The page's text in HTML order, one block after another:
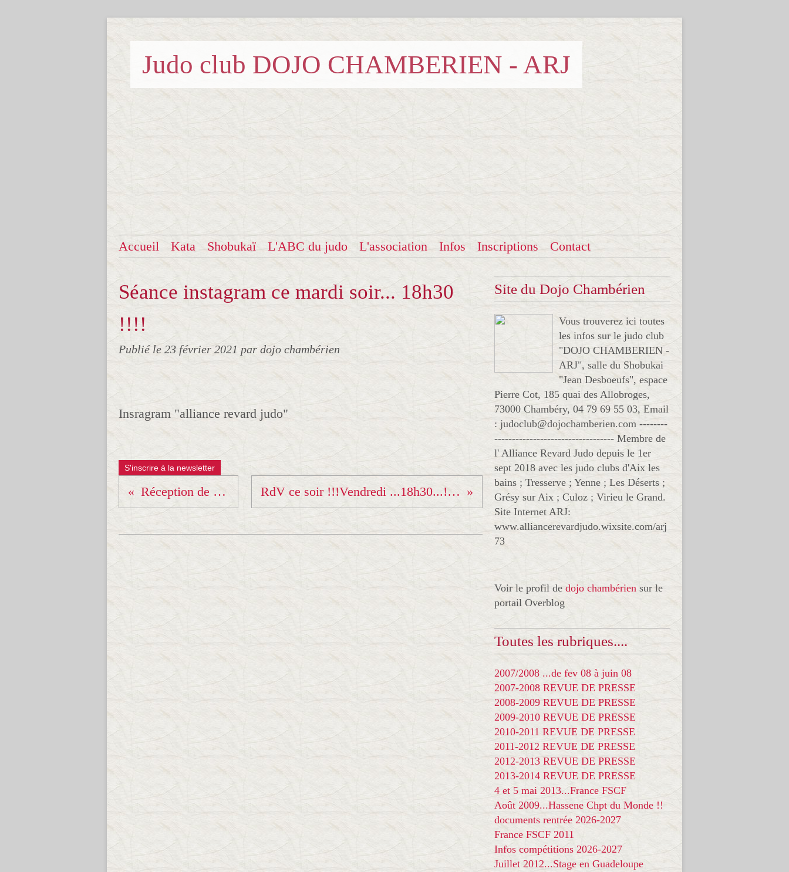
Judo club DOJO CHAMBERIEN - ARJ
Accueil Kata Shobukaï L'ABC du judo L'association Infos Inscriptions Contact
Séance instagram ce mardi soir... 18h30
!!!!
Publié le 23 février 2021 par dojo chambérien
Insragram "alliance revard judo"
S'inscrire à la newsletter
Réception de travaux ce soir !!!! RdV ce soir !!!Vendredi ...18h30...!!!! Instagram "alliance revard judo"
Site du Dojo Chambérien
Vous trouverez ici toutes
les infos sur le judo club
"DOJO CHAMBERIEN -
ARJ", salle du Shobukai
"Jean Desboeufs", espace
Pierre Cot, 185 quai des Allobroges,
73000 Chambéry, 04 79 69 55 03, Email
: judoclub@dojochamberien.com --------
---------------------------------- Membre de
l' Alliance Revard Judo depuis le 1er
sept 2018 avec les judo clubs d'Aix les
bains ; Tresserve ; Yenne ; Les Déserts ;
Grésy sur Aix ; Culoz ; Virieu le Grand.
Site Internet ARJ:
www.alliancerevardjudo.wixsite.com/arj
73
Voir le profil de dojo chambérien sur le
portail Overblog
Toutes les rubriques....
2007/2008 ...de fev 08 à juin 08
2007-2008 REVUE DE PRESSE
2008-2009 REVUE DE PRESSE
2009-2010 REVUE DE PRESSE
2010-2011 REVUE DE PRESSE
2011-2012 REVUE DE PRESSE
2012-2013 REVUE DE PRESSE
2013-2014 REVUE DE PRESSE
4 et 5 mai 2013...France FSCF
Août 2009...Hassene Chpt du Monde !!
documents rentrée 2026-2027
France FSCF 2011
Infos compétitions 2026-2027
Juillet 2012...Stage en Guadeloupe